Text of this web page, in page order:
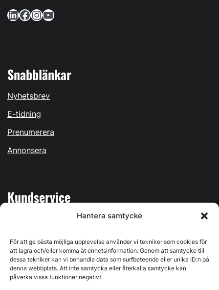
Hantera samtycke
För att ge bästa möjliga upplevelse använder vi tekniker som cookies för
att lagra och/eller komma åt enhetsinformation. Genom att samtycke till
dessa tekniker kan vi behandla data som surfbeteende eller unika ID:n på
denna webbplats. Att inte samtycka eller återkalla samtycke kan
påverka vissa funktioner negativt.
LinkedIn Facebook InstagramYouTube
Snabblänkar
Nyhetsbrev
E-tidning
Prenumerera
Annonsera
Kundservice
Kontakta oss